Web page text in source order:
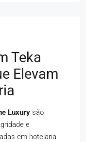
Teka
Elevam
Luxury são
e
em hotelaria